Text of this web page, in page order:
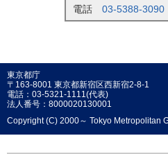
電話 03-5388-3090
東京都庁
〒163-8001 東京都新宿区西新宿2-8-1
電話：03-5321-1111(代表)
法人番号：8000020130001
Copyright (C) 2000～ Tokyo Metropolitan